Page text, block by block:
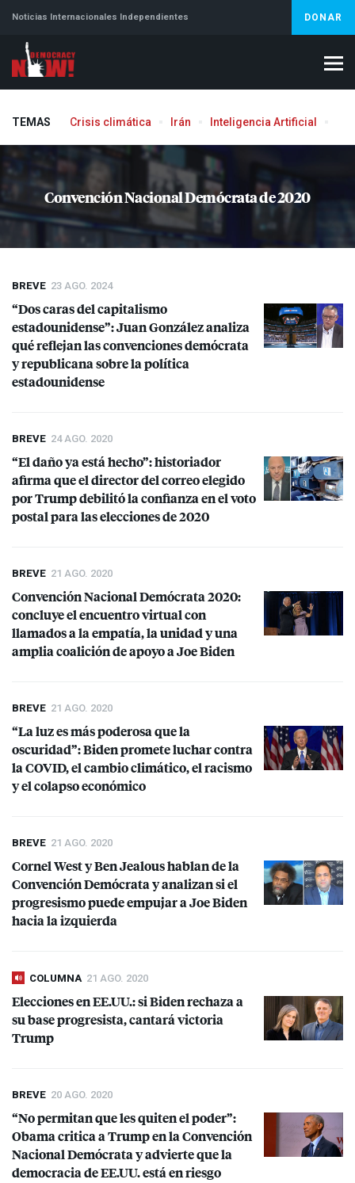
Noticias Internacionales Independientes DONAR
TEMAS Crisis climática Irán Inteligencia Artificial
Convención Nacional Demócrata de 2020
BREVE 23 AGO. 2024
“Dos caras del capitalismo
estadounidense”: Juan González analiza
qué reflejan las convenciones demócrata
y republicana sobre la política
estadounidense
BREVE 24 AGO. 2020
“El daño ya está hecho”: historiador
afirma que el director del correo elegido
por Trump debilitó la confianza en el voto
postal para las elecciones de 2020
BREVE 21 AGO. 2020
Convención Nacional Demócrata 2020:
concluye el encuentro virtual con
llamados a la empatía, la unidad y una
amplia coalición de apoyo a Joe Biden
BREVE 21 AGO. 2020
“La luz es más poderosa que la
oscuridad”: Biden promete luchar contra
laCOVID, el cambio climático, el racismo
y el colapso económico
BREVE 21 AGO. 2020
Cornel West y Ben Jealous hablan de la
Convención Demócrata y analizan si el
progresismo puede empujar a Joe Biden
hacia la izquierda
COLUMNA 21 AGO. 2020
Elecciones en EE.UU.: si Biden rechaza a
su base progresista, cantará victoria
Trump
BREVE 20 AGO. 2020
“No permitan que les quiten el poder”:
Obama critica a Trump en la Convención
Nacional Demócrata y advierte que la
democracia de EE.UU. está en riesgo